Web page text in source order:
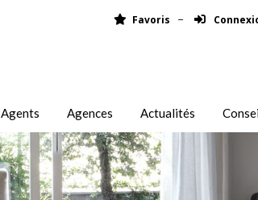
Favoris
Agents Agences Actualités